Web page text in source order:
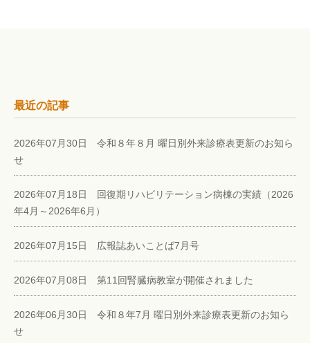
最近の記事
2026年07月30日 令和８年８月 曜日別外来診療表更新のお知ら
せ
2026年07月18日 回復期リハビリテーション病棟の実績（2026
年4月～2026年6月）
2026年07月15日 広報誌あいことば7月号
2026年07月08日 第11回腎臓病教室が開催されました
2026年06月30日 令和８年7月 曜日別外来診療表更新のお知ら
せ